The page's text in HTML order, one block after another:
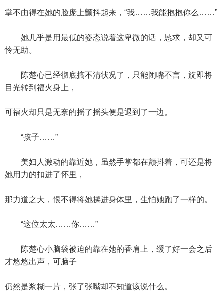
掌不由得在她的脸庞上颤抖起来，“我……我能抱抱你么……”
她几乎是用最低的姿态说着这卑微的话，恳求，却又可
怜无助。
陈楚心已经彻底搞不清状况了，只能闭嘴不言，旋即将
目光转到福火身上，
可福火却只是无奈的摇了摇头便是退到了一边。
“孩子……”
美妇人激动的靠近她，虽然手掌都在颤抖着，可还是将
她用力的扣进了怀里，
那力道之大，恨不得将她揉进身体里，生怕她跑了一样的。
“这位太太……你……”
陈楚心小脑袋被迫的靠在她的香肩上，缓了好一会之后
才悠悠出声，可脑子
仍然是浆糊一片，张了张嘴却不知道该说什么。